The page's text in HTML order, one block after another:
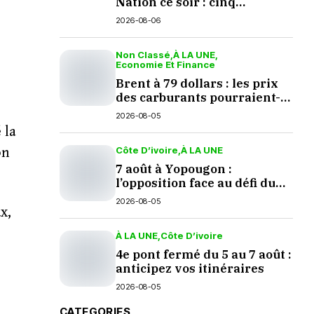
la
questions en suspens
2026-08-06
Non Classé À LA UNE
Economie Et Finance
Brent à 79 dollars : les prix
des carburants pourraient-
ils baisser en septembre ?
2026-08-05
Côte D’ivoire À LA UNE
7 août à Yopougon :
l’opposition face au défi du
dialogue
2026-08-05
À LA UNE Côte D’ivoire
4e pont fermé du 5 au 7 août :
anticipez vos itinéraires
2026-08-05